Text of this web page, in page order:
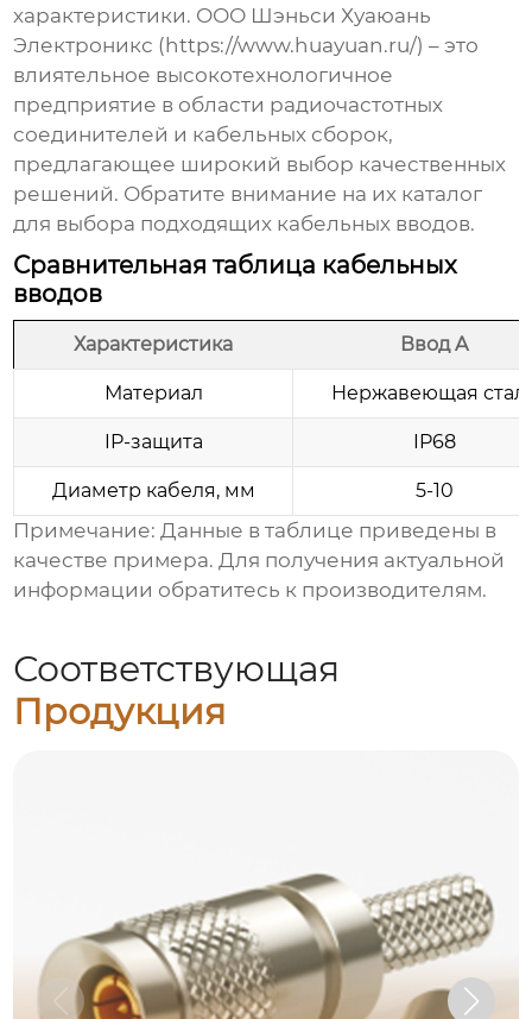
характеристики. ООО Шэньси Хуаюань
Электроникс ( https://www.huayuan.ru/) – это
влиятельное высокотехнологичное
предприятие в области радиочастотных
соединителей и кабельных сборок,
предлагающее широкий выбор качественных
решений. Обратите внимание на их каталог
для выбора подходящих кабельных вводов.
Сравнительная таблица кабельных
вводов
Характеристика Ввод A
Материал Нержавеющая
IP-защита IP68
Диаметр кабеля, мм 5-10
Примечание: Данные в таблице приведены в
качестве примера. Для получения актуальной
информации обратитесь к производителям.
Соответствующая
Продукция